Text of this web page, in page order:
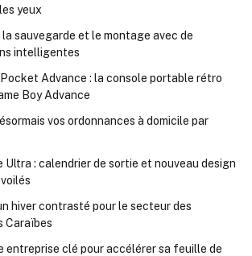
yeux
la sauvegarde et le montage avec de
intelligentes
Pocket Advance : la console portable rétro
Boy Advance
vos ordonnances à domicile par
Ultra : calendrier de sortie et nouveau design
hiver contrasté pour le secteur des
Caraïbes
entreprise clé pour accélérer sa feuille de